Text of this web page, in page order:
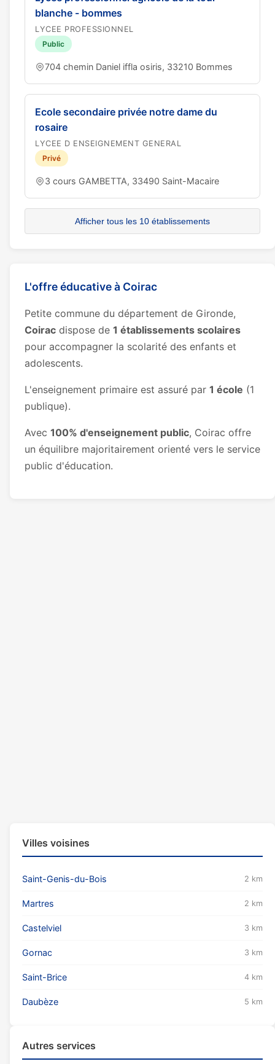
blanche - bommes
LYCEE PROFESSIONNEL
Public
704 chemin Daniel iffla osiris, 33210 Bommes
Ecole secondaire privée notre dame du
rosaire
LYCEE D ENSEIGNEMENT GENERAL
Privé
3 cours GAMBETTA, 33490 Saint-Macaire
Afficher tous les 10 établissements
L'offre éducative à Coirac
Petite commune du département de Gironde,
Coirac dispose de 1 établissements scolaires
pour accompagner la scolarité des enfants et
adolescents.
L'enseignement primaire est assuré par 1 école (1
publique).
Avec 100% d'enseignement public, Coirac offre
un équilibre majoritairement orienté vers le service
public d'éducation.
Villes voisines
Saint-Genis-du-Bois 2 km
Martres 2 km
Castelviel 3 km
Gornac 3 km
Saint-Brice 4 km
Daubèze 5 km
Autres services